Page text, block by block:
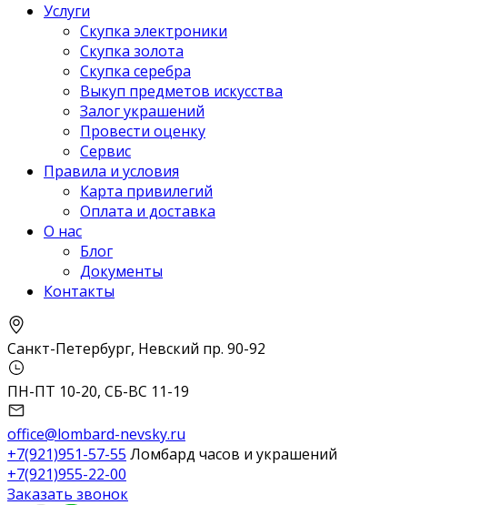
Услуги
Скупка электроники
Скупка золота
Скупка серебра
Выкуп предметов искусства
Залог украшений
Провести оценку
Сервис
Правила и условия
Карта привилегий
Оплата и доставка
О нас
Блог
Документы
Контакты
Санкт-Петербург, Невский пр. 90-92
ПН-ПТ 10-20, СБ-ВС 11-19
office@lombard-nevsky.ru
+7(921)951-57-55 Ломбард часов и украшений
+7(921)955-22-00
Заказать звонок